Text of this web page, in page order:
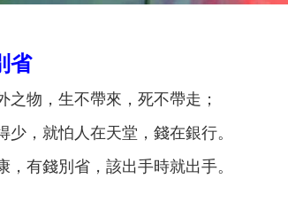
省
之物，生不帶來，死不帶走；
少，就怕人在天堂，錢在銀行。
，有錢別省，該出手時就出手。